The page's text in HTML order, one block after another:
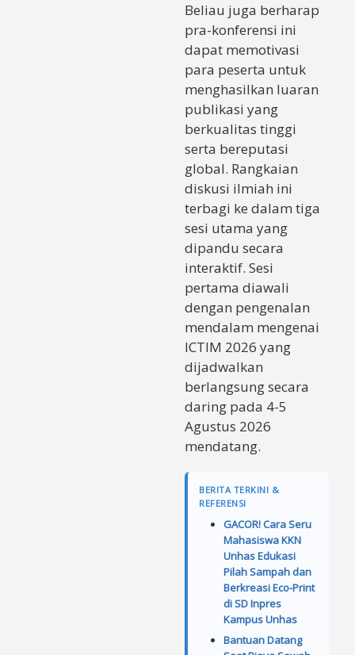
Beliau juga berharap
pra-konferensi ini
dapat memotivasi
para peserta untuk
menghasilkan luaran
publikasi yang
berkualitas tinggi
serta bereputasi
global. Rangkaian
diskusi ilmiah ini
terbagi ke dalam tiga
sesi utama yang
dipandu secara
interaktif. Sesi
pertama diawali
dengan pengenalan
mendalam mengenai
ICTIM 2026 yang
dijadwalkan
berlangsung secara
daring pada 4-5
Agustus 2026
mendatang.
BERITA TERKINI &
REFERENSI
GACOR! Cara Seru
Mahasiswa KKN
Unhas Edukasi
Pilah Sampah dan
Berkreasi Eco-Print
di SD Inpres
Kampus Unhas
Bantuan Datang